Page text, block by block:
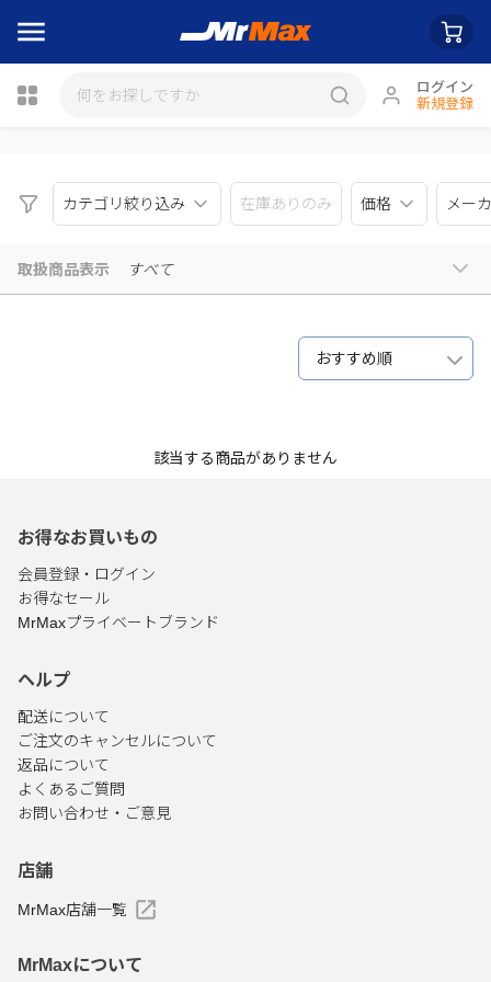
ログイン
新規登録
カテゴリ絞り込み 在庫ありのみ 価格 メー
取扱商品表示 すべて
おすすめ順
該当する商品がありません
お得なお買いもの
会員登録・ログイン
お得なセール
MrMaxプライベートブランド
ヘルプ
配送について
ご注文のキャンセルについて
返品について
よくあるご質問
お問い合わせ・ご意見
店舗
MrMax店舗一覧
MrMaxについて